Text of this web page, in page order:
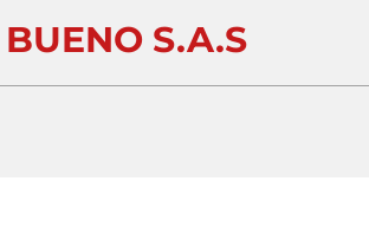
S.A.S